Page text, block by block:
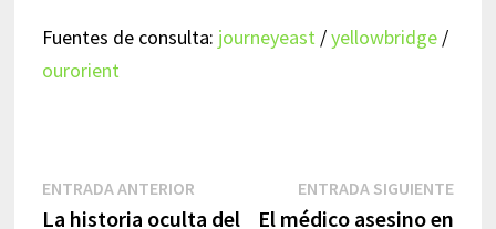
Fuentes de consulta: journeyeast/yellowbridge/
ourorient
Navegación
ENTRADA ANTERIOREntrada
anterior:
La historia oculta del
ENTRADA SIGUIENTE
El médico asesino en